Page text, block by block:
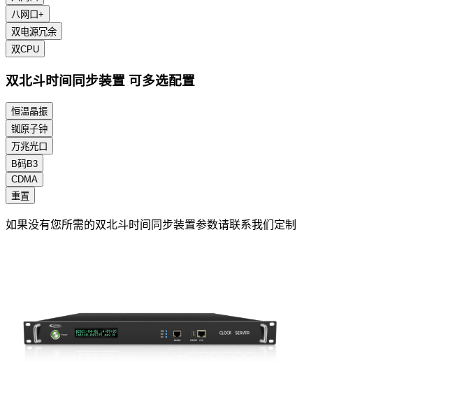
八网口+
双电源冗余
双CPU
双北斗时间同步装置 可多选配置
恒温晶振
铷原子钟
万兆光口
B码B3
CDMA
重置
如果没有您所需的双北斗时间同步装置参数请联系我们定制